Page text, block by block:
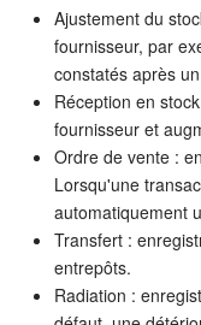
Ajustement du
fournisseur, par
constatés après
Réception en
fournisseur et
Ordre de vente :
Lorsqu'une
automatiquement
Transfert :
entrepôts.
Radiation :